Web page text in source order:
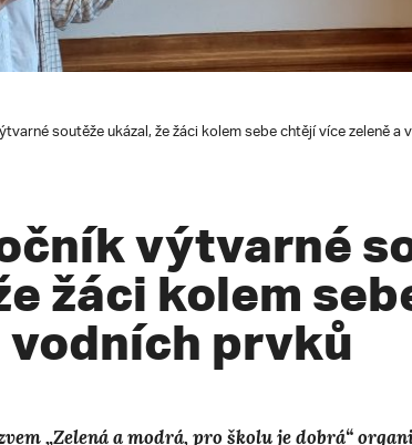
soutěže ukázal, že žáci kolem sebe chtějí více zeleně a
výtvarné
žáci kolem
vodních prvků
„Zelená a modrá, pro školu je dobrá“